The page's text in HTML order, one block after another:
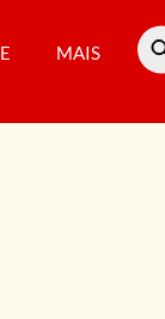
MAIS